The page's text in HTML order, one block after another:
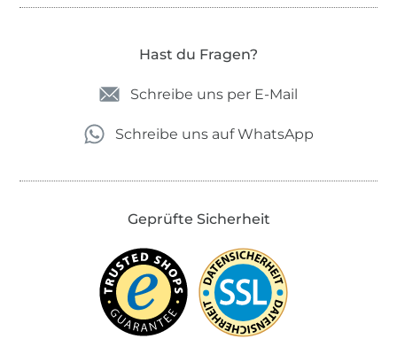
Hast du Fragen?
Schreibe uns per E-Mail
Schreibe uns auf WhatsApp
Geprüfte Sicherheit